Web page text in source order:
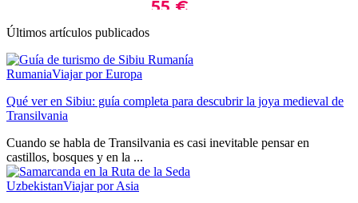
Últimos artículos publicados
RumaniaViajar por Europa
Qué ver en Sibiu: guía completa para descubrir la joya medieval de
Transilvania
Cuando se habla de Transilvania es casi inevitable pensar en
castillos, bosques y en la ...
UzbekistanViajar por Asia